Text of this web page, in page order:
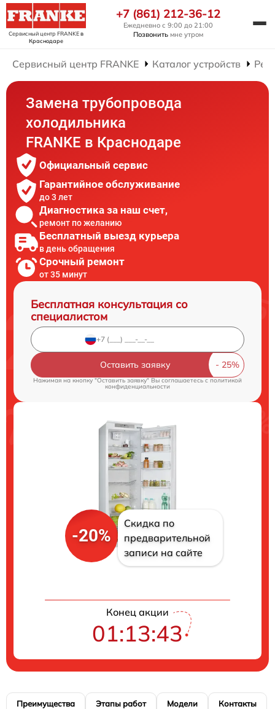
Сервисный центр FRANKEв
Краснодаре
+7 (861) 212-36-12
Ежедневно с 9:00 до 21:00
Позвонить мне утром
Сервисный центр FRANKE Каталог устройств
Замена трубопровода
холодильника
FRANKE в Краснодаре
Официальный сервис
Гарантийное обслуживание
до 3 лет
Диагностика за наш счет,
ремонт по желанию
Бесплатный выезд курьера
в день обращения
Срочный ремонт
от 35 минут
Бесплатная консультация со
специалистом
Оставить заявку
Нажимая на кнопку "Оставить заявку" Вы соглашаетесь cполитикой
конфиденциальности
-20%
Скидка по
предварительной
записи на сайте
Конец акции
01:13:42
Преимущества Этапы работ Модели Контакты